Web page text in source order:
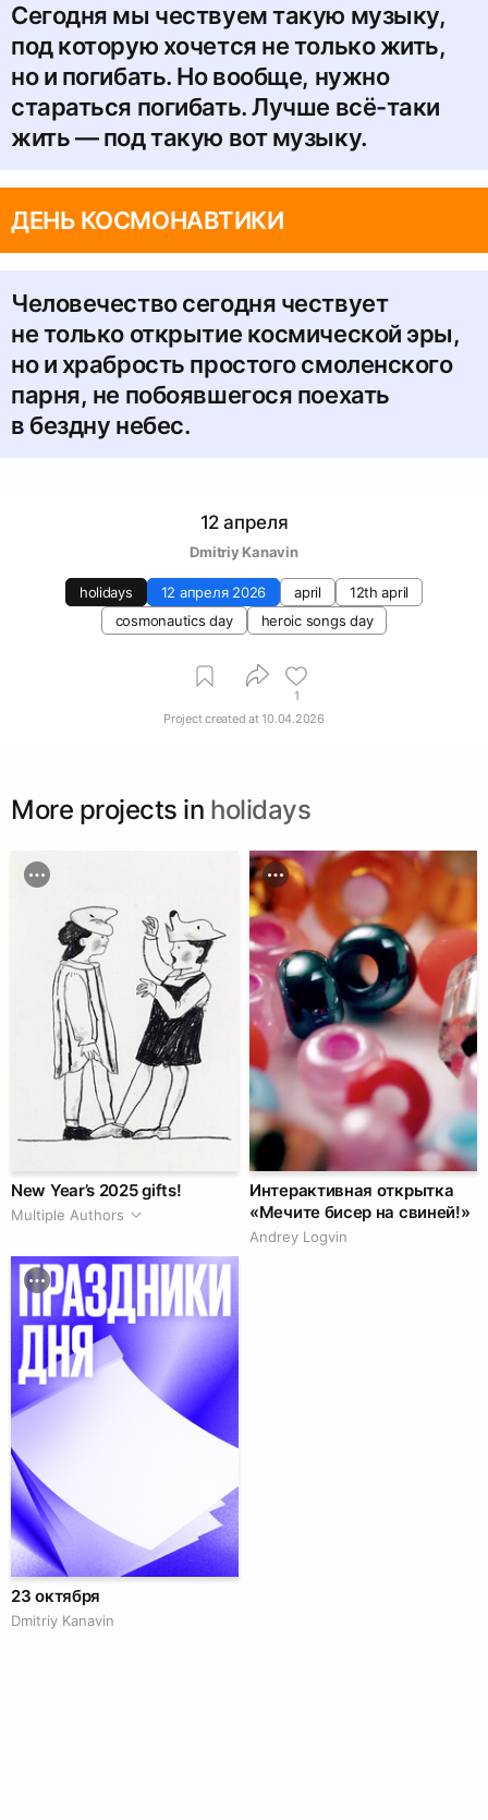
Сегодня мы чествуем такую музыку,
под которую хочется не только жить,
но и погибать. Но вообще, нужно
стараться погибать. Лучше всё-таки
жить — под такую вот музыку.
ДЕНЬ КОСМОНАВТИКИ
Человечество сегодня чествует
не только открытие космической эры,
но и храбрость простого смоленского
парня, не побоявшегося поехать
в бездну небес.
12 апреля
Dmitriy Kanavin
holidays 12 апреля 2026 april
12th april
cosmonautics day
heroic songs day
1
Project created at10.04.2026
More projects in holidays
New Year’s 2025 gifts!
Multiple Authors
Интерактивная открытка
«Мечите бисер на свиней!»
Andrey Logvin
23 октября
Dmitriy Kanavin